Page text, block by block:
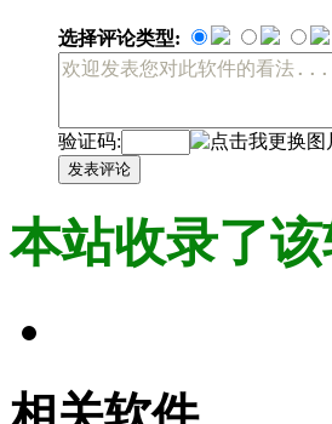
选择评论类型:
验证码:
发表评论
本站收录了